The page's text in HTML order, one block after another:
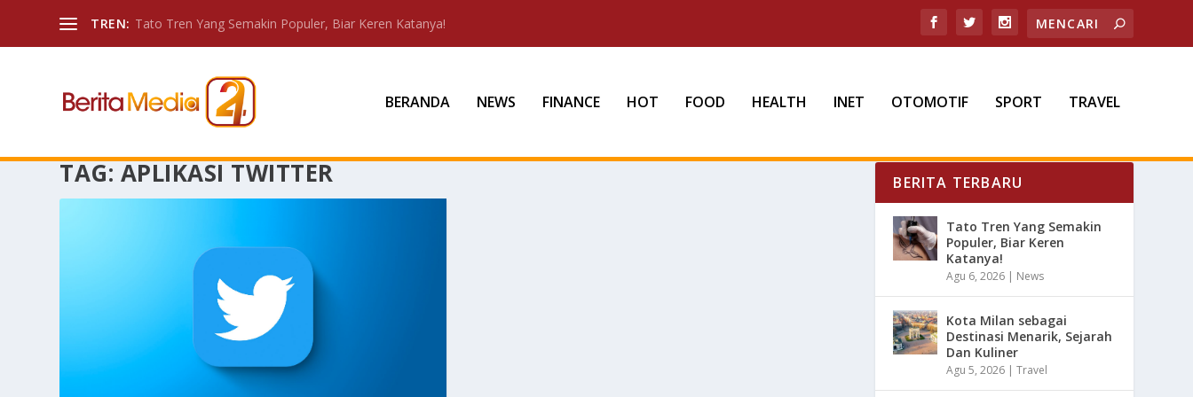
TREN: Tato Tren Yang Semakin Populer, Biar Keren Katanya!
BERANDA NEWS FINANCE HOT FOOD HEALTH INET OTOMOTIF SPORT TRAVEL
TAG: APLIKASI TWITTER BERITA TERBARU
Tato Tren Yang Semakin
Populer, Biar Keren
Katanya!
Agu 6, 2026 | News
Kota Milan sebagai
Destinasi Menarik, Sejarah
Dan Kuliner
Agu 5, 2026 |Travel